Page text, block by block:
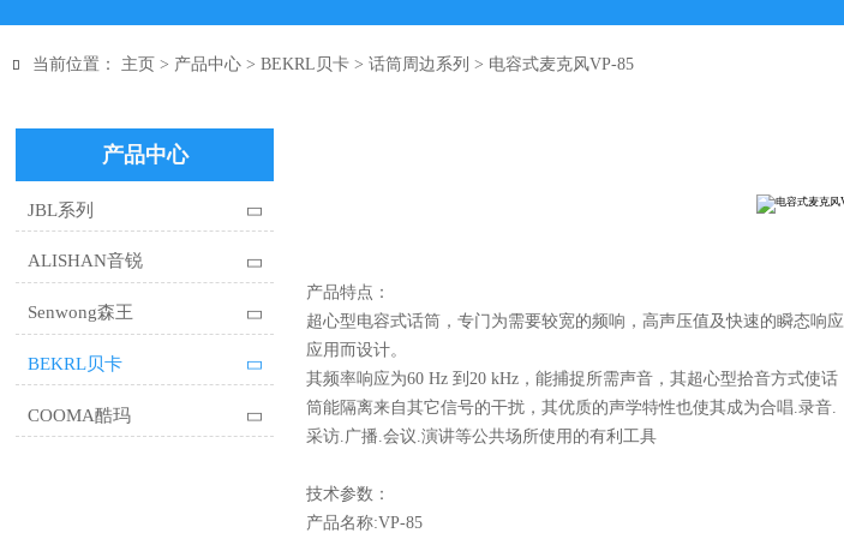
 当前位置： 主页 > 产品中心 > BEKRL贝卡 > 话筒周边系列 > 电容式麦克风VP-85
产品中心
JBL系列 
ALISHAN音锐 
Senwong森王 
BEKRL贝卡 
COOMA酷玛 
产品特点：
超心型电容式话筒，专门为需要较宽的频响，高声压值及快速的瞬态响应
应用而设计。
其频率响应为60 Hz 到20 kHz，能捕捉所需声音，其超心型拾音方式使话
筒能隔离来自其它信号的干扰，其优质的声学特性也使其成为合唱.录音.
采访.广播.会议.演讲等公共场所使用的有利工具
技术参数：
产品名称:VP-85